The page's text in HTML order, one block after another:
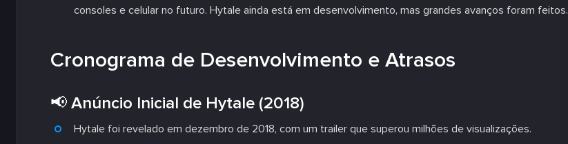
consoles e celular no futuro. Hytale ainda está em desenvolvimento, mas grandes avanços foram feitos.
Cronograma de Desenvolvimento e Atrasos
📢 Anúncio Inicial de Hytale (2018)
Hytale foi revelado em dezembro de 2018, com um trailer que superou milhões de visualizações.